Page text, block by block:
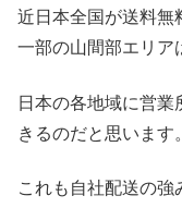
近日本全国が送料無
一部の山間部エリア
日本の各地域に営
きるのだと思います。
これも自社配送の